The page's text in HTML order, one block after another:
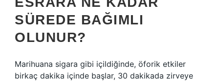
SÜREDE BAĞIMLI
OLUNUR?
Marihuana sigara gibi içildiğinde, öforik etkiler
birkaç dakika içinde başlar, 30 dakikada zirveye